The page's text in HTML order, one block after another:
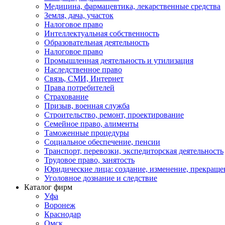
Медицина, фармацевтика, лекарственные средства
Земля, дача, участок
Налоговое право
Интеллектуальная собственность
Образовательная деятельность
Налоговое право
Промышленная деятельность и утилизация
Наследственное право
Связь, СМИ, Интернет
Права потребителей
Страхование
Призыв, военная служба
Строительство, ремонт, проектирование
Семейное право, алименты
Таможенные процедуры
Социальное обеспечение, пенсии
Транспорт, перевозки, экспедиторская деятельность
Трудовое право, занятость
Юридические лица: создание, изменение,
Уголовное дознание и следствие
Каталог фирм
Уфа
Воронеж
Краснодар
Омск